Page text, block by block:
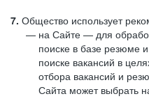
7. Общество использует
на Сайте — для
поиске в базе резюме
поиске вакансий в
отбора вакансий и
Сайта может выбрать